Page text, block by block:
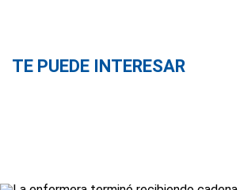
TE PUEDE INTERESAR